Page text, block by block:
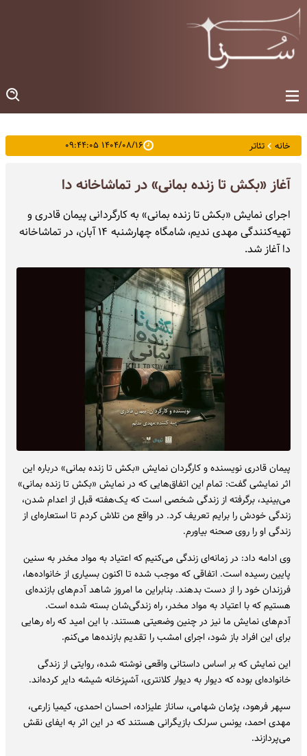
خانه تئاتر ۱۴۰۴/۰۸/۱۶ ۰۹:۴۴:۰۵
آغاز «بکش تا زنده بمانی» در تماشاخانه دا
اجرای نمایش «بکش تا زنده بمانی» به کارگردانی پیمان قادری و
تهیه‌کنندگی مهدی ندیم، شامگاه چهارشنبه ۱۴ آبان، در تماشاخانه
دا آغاز شد.
پیمان قادری نویسنده و کارگردان نمایش «بکش تا زنده بمانی» درباره این
اثر نمایشی گفت: تمام این اتفاق‌هایی که در نمایش «بکش تا زنده بمانی»
می‌بینید، برگرفته از زندگی شخصی است که یک‌هفته قبل از اعدام شدن،
زندگی خودش را برایم تعریف کرد. در واقع من تلاش کردم تا استعاره‌ای از
زندگی او را روی صحنه بیاورم.
وی ادامه داد: در زمانه‌ای زندگی می‌کنیم که اعتیاد به مواد مخدر به سنین
پایین رسیده است. اتفاقی که موجب شده تا اکنون بسیاری از خانواده‌ها،
فرزندان خود را از دست بدهند. بنابراین ما امروز شاهد آدم‌های بازنده‌ای
هستیم که با اعتیاد به مواد مخدر، راه زندگی‌شان بسته شده است.
آدم‌های نمایش ما نیز در چنین وضعیتی هستند. با این امید که راه رهایی
برای این افراد باز شود، اجرای امشب را تقدیم بازنده‌ها می‌کنم.
این نمایش که بر اساس داستانی واقعی نوشته شده، روایتی از زندگی
خانواده‌ای بوده که دیوار به دیوار کلانتری، آشپزخانه شیشه دایر کرده‌اند.
سپهر فرهود، پژمان شهامی، ساناز علیزاده، احسان احمدی، کیمیا زارعی،
مهدی احمد، یونس سرلک بازیگرانی هستند که در این اثر به ایفای نقش
می‌پردازند.